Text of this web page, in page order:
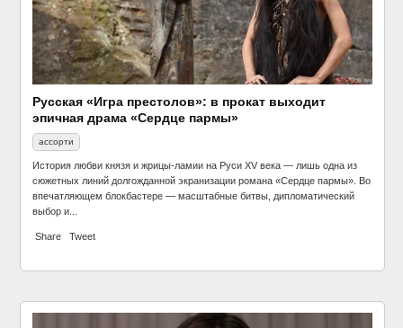
Русская «Игра престолов»: в прокат выходит
эпичная драма «Сердце пармы»
ассорти
История любви князя и жрицы-ламии на Руси XV века — лишь одна из
сюжетных линий долгожданной экранизации романа «Сердце пармы». Во
впечатляющем блокбастере — масштабные битвы, дипломатический
выбор и...
Share Tweet